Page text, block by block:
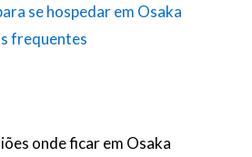
se hospedar em Osaka
frequentes
onde ficar em Osaka